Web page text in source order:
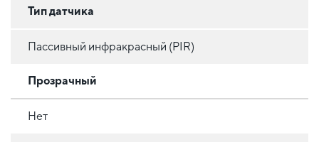
Тип датчика
Пассивный инфракрасный (PIR)
Прозрачный
Нет